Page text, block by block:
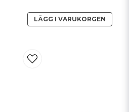
LÄGG I VARUKORGEN